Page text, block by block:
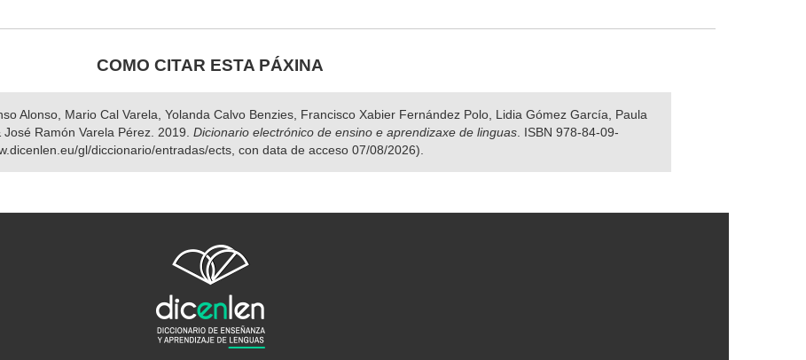
COMO CITAR ESTA PÁXINA
Alonso, Mario Cal Varela, Yolanda Calvo Benzies, Francisco Xabier Fernández Polo, Lidia Gómez García, Paula
Ramón Varela Pérez. 2019. Dicionario electrónico de ensino e aprendizaxe de linguas . ISBN 978-84-09-
gl/diccionario/entradas/ects, con data de acceso 07/08/2026).